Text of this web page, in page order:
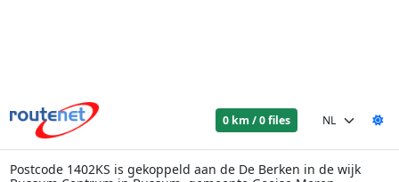
0 km / 0 files
Postcode 1402KS is gekoppeld aan de De Berken in de wijk